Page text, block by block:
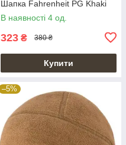
Шапка Fahrenheit PG Khaki
В наявності 4 од.
323 ₴ 380 ₴
Купити
–5%